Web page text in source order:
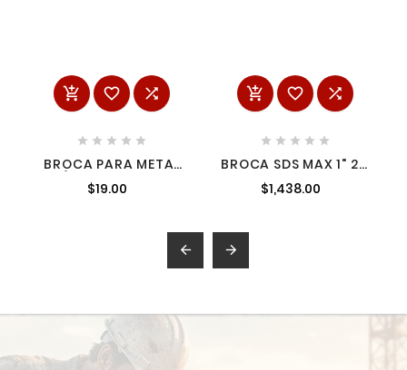
  
    
BROCA PARA METAL
1/16" MILWAUKEE
48892820
$19.00
  
    
BROCA SDS MAX 1" 21"
MILWAUKEE
48203954 1
$1,438.00
 